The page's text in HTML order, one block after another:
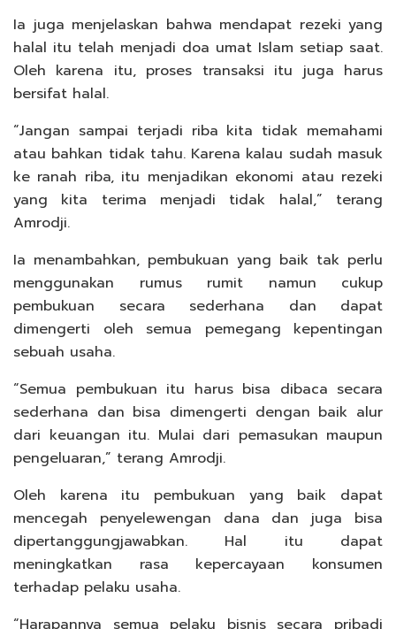
Ia juga menjelaskan bahwa mendapat rezeki yang
halal itu telah menjadi doa umat Islam setiap saat.
Oleh karena itu, proses transaksi itu juga harus
bersifat halal.
“Jangan sampai terjadi riba kita tidak memahami
atau bahkan tidak tahu. Karena kalau sudah masuk
ke ranah riba, itu menjadikan ekonomi atau rezeki
yang kita terima menjadi tidak halal,” terang
Amrodji.
Ia menambahkan, pembukuan yang baik tak perlu
menggunakan rumus rumit namun cukup
pembukuan secara sederhana dan dapat
dimengerti oleh semua pemegang kepentingan
sebuah usaha.
“Semua pembukuan itu harus bisa dibaca secara
sederhana dan bisa dimengerti dengan baik alur
dari keuangan itu. Mulai dari pemasukan maupun
pengeluaran,” terang Amrodji.
Oleh karena itu pembukuan yang baik dapat
mencegah penyelewengan dana dan juga bisa
dipertanggungjawabkan. Hal itu dapat
meningkatkan rasa kepercayaan konsumen
terhadap pelaku usaha.